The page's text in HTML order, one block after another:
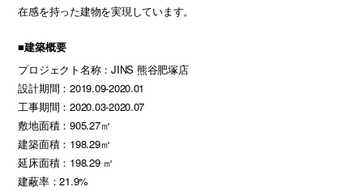
在感を持った建物を実現しています。
■建築概要
プロジェクト名称：JINS 熊谷肥塚店
設計期間：2019.09-2020.01
工事期間：2020.03-2020.07
敷地面積：905.27㎡
建築面積：198.29㎡
延床面積：198.29 ㎡
建蔽率：21.9%